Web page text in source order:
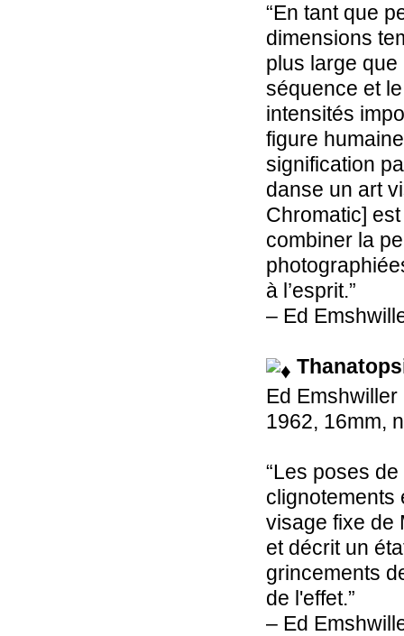
“En tant que
dimensions
plus large que
séquence et
intensités
figure
signification
danse un art
Chromatic]
combiner la
à l’esprit.”
– Ed
Ed Emshwiller
1962, 16mm,
“Les poses
clignotements
visage fixe de
et décrit un
grincements
de l'effet.”
– Ed